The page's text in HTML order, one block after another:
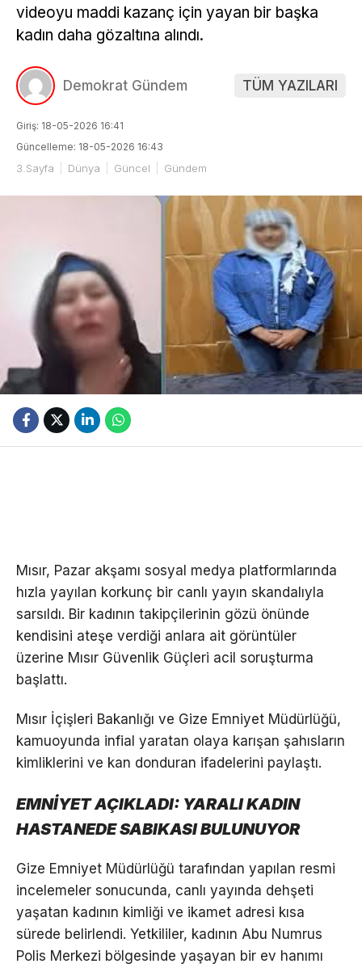
videoyu maddi kazanç için yayan bir başka
kadın daha gözaltına alındı.
Demokrat Gündem TÜM YAZILARI
Giriş: 18-05-2026 16:41
Güncelleme: 18-05-2026 16:43
3.Sayfa Dünya Güncel Gündem
Mısır, Pazar akşamı sosyal medya platformlarında
hızla yayılan korkunç bir canlı yayın skandalıyla
sarsıldı. Bir kadının takipçilerinin gözü önünde
kendisini ateşe verdiği anlara ait görüntüler
üzerine Mısır Güvenlik Güçleri acil soruşturma
başlattı.
Mısır İçişleri Bakanlığı ve Gize Emniyet Müdürlüğü,
kamuoyunda infial yaratan olaya karışan şahısların
kimliklerini ve kan donduran ifadelerini paylaştı.
EMNİYET AÇIKLADI: YARALI KADIN
HASTANEDE SABIKASI BULUNUYOR
Gize Emniyet Müdürlüğü tarafından yapılan resmi
incelemeler sonucunda, canlı yayında dehşeti
yaşatan kadının kimliği ve ikamet adresi kısa
sürede belirlendi. Yetkililer, kadının Abu Numrus
Polis Merkezi bölgesinde yaşayan bir ev hanımı